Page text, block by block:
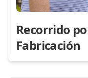
Recorrido
Fabricación